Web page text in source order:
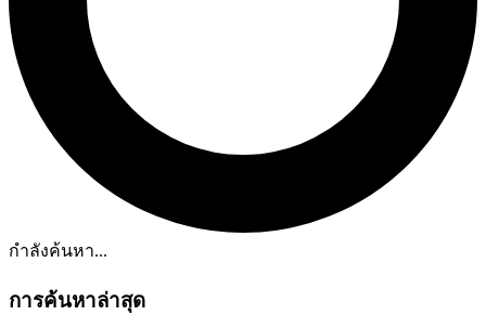
กำลังค้นหา...
การค้นหาล่าสุด